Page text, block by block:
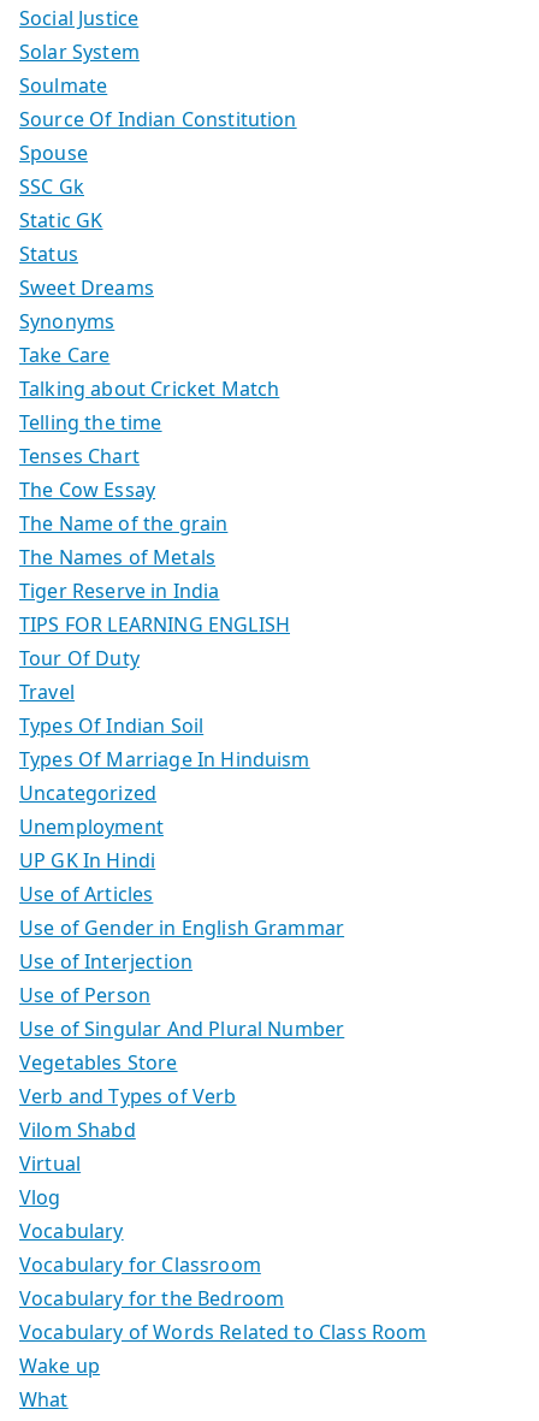
Social Justice
Solar System
Soulmate
Source Of Indian Constitution
Spouse
SSC Gk
Static GK
Status
Sweet Dreams
Synonyms
Take Care
Talking about Cricket Match
Telling the time
Tenses Chart
The Cow Essay
The Name of the grain
The Names of Metals
Tiger Reserve in India
TIPS FOR LEARNING ENGLISH
Tour Of Duty
Travel
Types Of Indian Soil
Types Of Marriage In Hinduism
Uncategorized
Unemployment
UP GK In Hindi
Use of Articles
Use of Gender in English Grammar
Use of Interjection
Use of Person
Use of Singular And Plural Number
Vegetables Store
Verb and Types of Verb
Vilom Shabd
Virtual
Vlog
Vocabulary
Vocabulary for Classroom
Vocabulary for the Bedroom
Vocabulary of Words Related to Class Room
Wake up
What